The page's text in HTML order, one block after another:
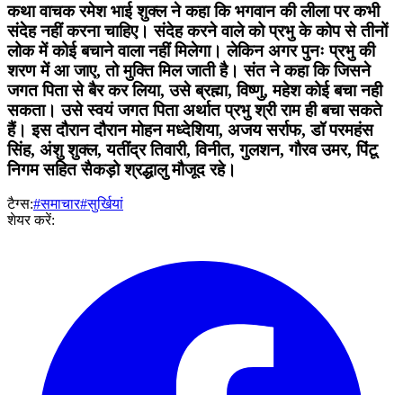
कथा वाचक रमेश भाई शुक्ल ने कहा कि भगवान की लीला पर कभी
संदेह नहीं करना चाहिए। संदेह करने वाले को प्रभु के कोप से तीनों
लोक में कोई बचाने वाला नहीं मिलेगा। लेकिन अगर पुनः प्रभु की
शरण में आ जाए, तो मुक्ति मिल जाती है। संत ने कहा कि जिसने
जगत पिता से बैर कर लिया, उसे ब्रह्मा, विष्णु, महेश कोई बचा नही
सकता। उसे स्वयं जगत पिता अर्थात प्रभु श्री राम ही बचा सकते
हैं। इस दौरान दौरान मोहन मध्देशिया, अजय सर्राफ, डॉ परमहंस
सिंह, अंशु शुक्ल, यतींद्र तिवारी, विनीत, गुलशन, गौरव उमर, पिंटू
निगम सहित सैकड़ो श्रद्धालु मौजूद रहे।
टैग्स:#समाचार#सुर्खियां
शेयर करें: